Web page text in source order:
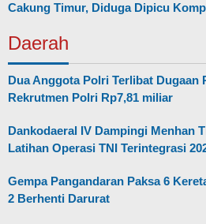
Cakung Timur, Diduga Dipicu
Daerah
Dua Anggota Polri Terlibat Dugaan
Rekrutmen Polri Rp7,81 miliar
Dankodaeral IV Dampingi Menhan
Latihan Operasi TNI Terintegrasi
Gempa Pangandaran Paksa 6
2 Berhenti Darurat